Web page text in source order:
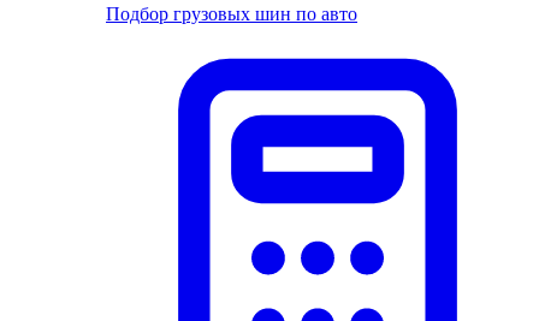
Подбор грузовых шин по авто